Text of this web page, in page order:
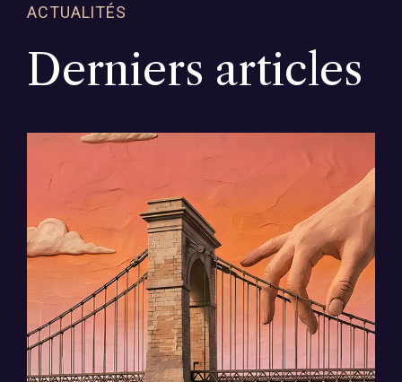
ACTUALITÉS
Derniers articles
Festival Vochora : 5 raisons de
passer le pont cet été